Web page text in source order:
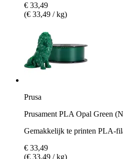
€ 33,49
(€ 33,49 / kg)
Prusa
Prusament PLA Opal Green
Gemakkelijk te printen PLA-
€ 33,49
(€ 33,49 / kg)